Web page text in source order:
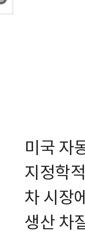
미국 자
지정학
차 시장
생산 차